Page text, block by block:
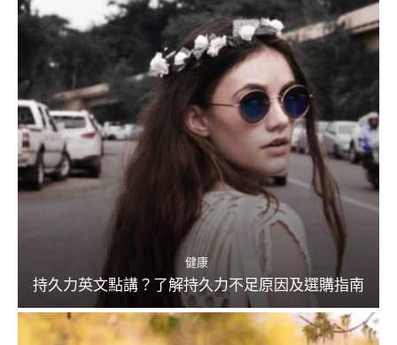
健康
持久力英文點講？了解持久力不足原因及選購指南